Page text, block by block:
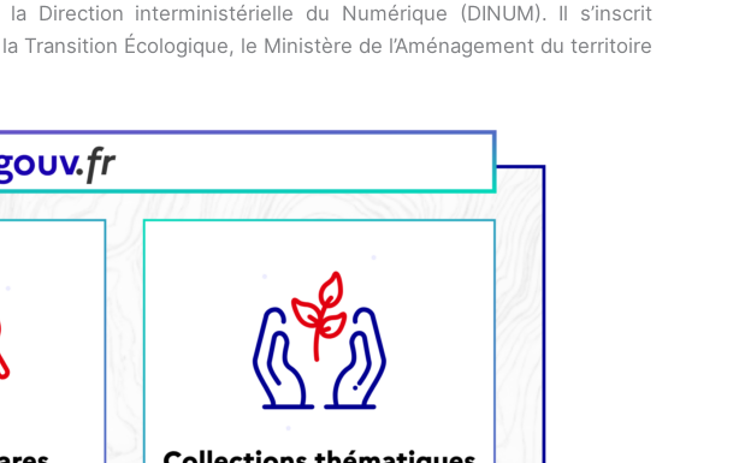
la Direction interministérielle du Numérique (DINUM). Il s’inscrit
Écologique, le Ministère de l’Aménagement du territoire